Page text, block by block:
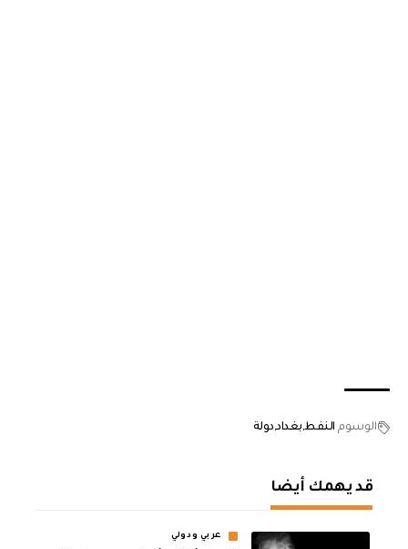
الوسوم النفط بغداد دولة
قد يهمك أيضا
عربي ودولي